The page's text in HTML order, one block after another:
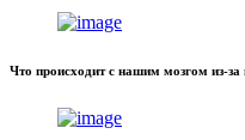
Что происходит с нашим мозгом из-за